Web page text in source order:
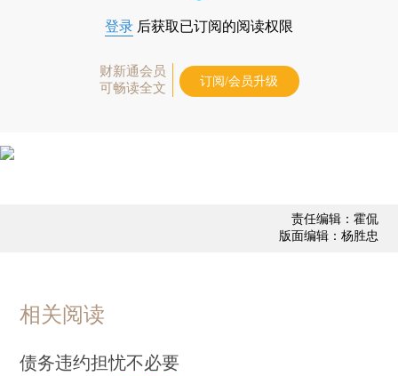
登录 后获取已订阅的阅读权限
财新通会员
可畅读全文
订阅/会员升级
责任编辑：霍侃
版面编辑：杨胜忠
相关阅读
债务违约担忧不必要